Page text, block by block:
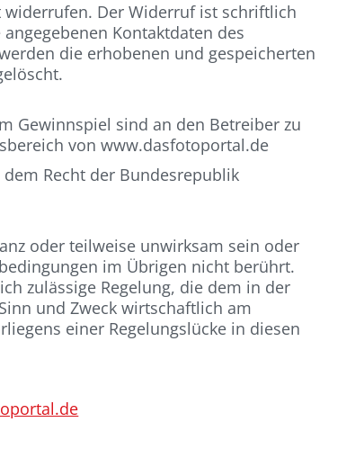
Der Widerruf ist schriftlich
Kontaktdaten des
die erhobenen und gespeicherten
Gewinnspiel sind an den Betreiber zu
von www.dasfotoportal.de
Recht der Bundesrepublik
oder teilweise unwirksam sein oder
im Übrigen nicht berührt.
zulässige Regelung, die dem in der
und Zweck wirtschaftlich am
einer Regelungslücke in diesen